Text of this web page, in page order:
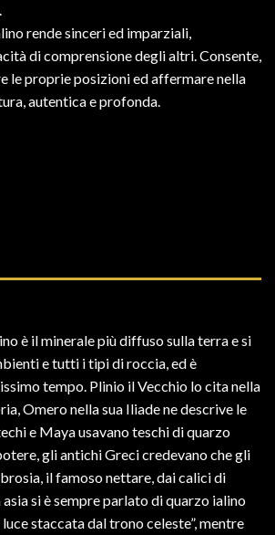
rende sinceri ed imparziali,
di comprensione degli altri. Consente,
le proprie posizioni ed affermare nella
autentica e profonda.
è il minerale più diffuso sulla terra e si
e tutti i tipi di roccia, ed è
tempo. Plinio il Vecchio lo cita nella
Omero nella sua Iliade ne descrive le
e Maya usavano teschi di quarzo
gli antichi Greci credevano che gli
il famoso nettare, dai calici di
si è sempre parlato di quarzo ialino
staccata dal trono celeste”, mentre